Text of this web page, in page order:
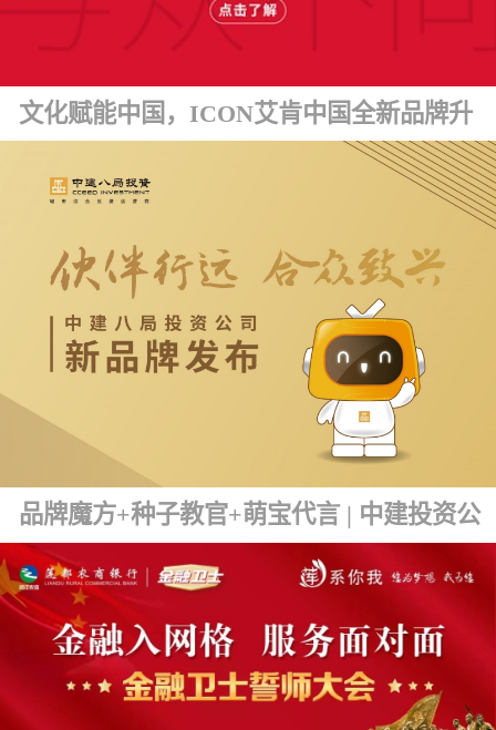
文化赋能中国，ICON艾肯中国全新品牌升级
品牌魔方+种子教官+萌宝代言 | 中建投资公司品牌文化发布